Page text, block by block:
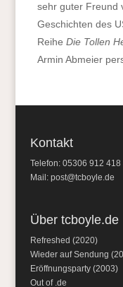
sehr guter Freund
Geschichten des
Reihe Die Tollen
Armin Abmeier
Kontakt
Telefon: 05306 912 418
Mail: post@tcboyle.de
Über tcboyle.de
Refreshed (2020)
Wieder auf Sendung
Eröffnungsparty (2003)
Out of .de